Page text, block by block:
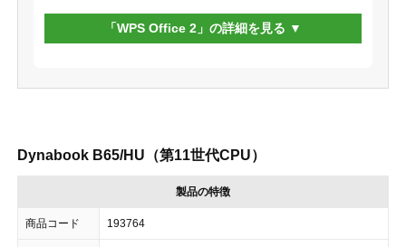
「WPS Office 2」の詳細を見る
Dynabook B65/HU（第11世代CPU）
製品の特徴
商品コード 193764